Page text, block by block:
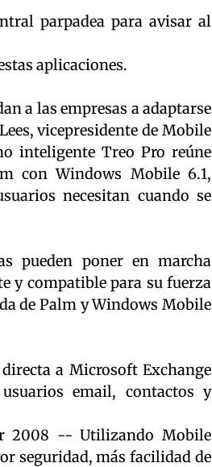
parpadea para avisar al
aplicaciones.
a las empresas a adaptarse
vicepresidente de Mobile
inteligente Treo Pro reúne
con Windows Mobile 6.1,
necesitan cuando se
pueden poner en marcha
y compatible para su fuerza
de Palm y Windows Mobile
a Microsoft Exchange
email, contactos y
2008 -- Utilizando Mobile
seguridad, más facilidad de